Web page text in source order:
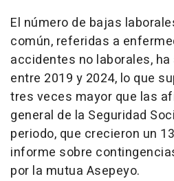
El número de bajas
común, referidas a
accidentes no laborales, ha
entre 2019 y 2024, lo que
tres veces mayor que las
general de la Seguridad
periodo, que crecieron un
informe sobre
por la mutua Asepeyo.